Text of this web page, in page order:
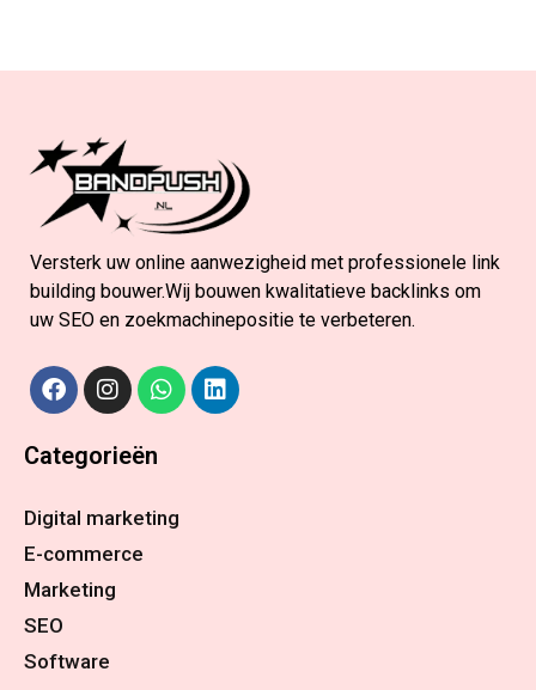
Versterk uw online aanwezigheid met professionele link
building bouwer.Wij bouwen kwalitatieve backlinks om
uw SEO en zoekmachinepositie te verbeteren.
Categorieën
Digital marketing
E-commerce
Marketing
SEO
Software